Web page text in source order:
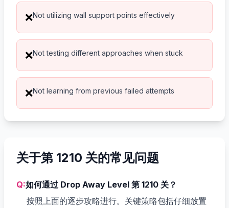
❌Not utilizing wall support points effectively
❌Not testing different approaches when stuck
❌Not learning from previous failed attempts
关于第 1210 关的常见问题
Q:如何通过 Drop Away Level 第 1210 关？
按照上面的逐步攻略进行。关键策略包括仔细放置